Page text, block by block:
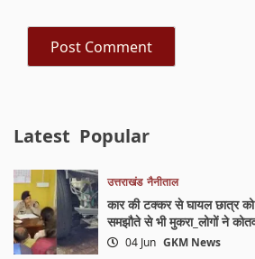
Latest Popular
उत्तराखंड नैनीताल
कार की टक्कर से घायल छात्र
समझौते से भी मुकरा_लोगों ने
04 Jun GKM News